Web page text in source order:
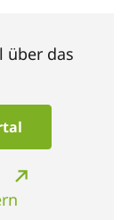
über das